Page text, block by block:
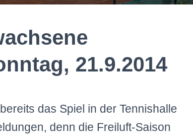
21.9.2014
das Spiel in der Tennishalle
denn die Freiluft-Saison